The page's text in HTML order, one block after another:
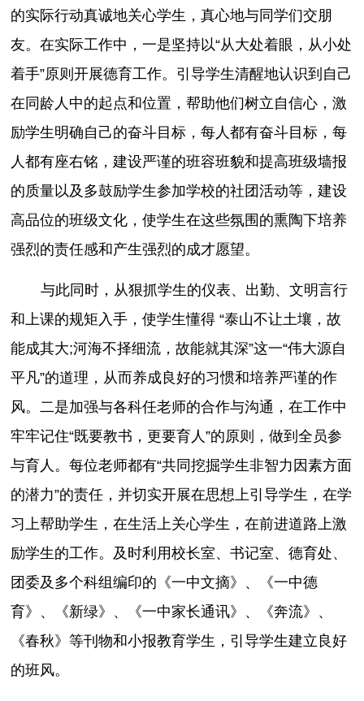
的实际行动真诚地关心学生，真心地与同学们交朋
友。在实际工作中，一是坚持以“从大处着眼，从小处
着手”原则开展德育工作。引导学生清醒地认识到自己
在同龄人中的起点和位置，帮助他们树立自信心，激
励学生明确自己的奋斗目标，每人都有奋斗目标，每
人都有座右铭，建设严谨的班容班貌和提高班级墙报
的质量以及多鼓励学生参加学校的社团活动等，建设
高品位的班级文化，使学生在这些氛围的熏陶下培养
强烈的责任感和产生强烈的成才愿望。
与此同时，从狠抓学生的仪表、出勤、文明言行
和上课的规矩入手，使学生懂得 “泰山不让土壤，故
能成其大;河海不择细流，故能就其深”这一“伟大源自
平凡”的道理，从而养成良好的习惯和培养严谨的作
风。二是加强与各科任老师的合作与沟通，在工作中
牢牢记住“既要教书，更要育人”的原则，做到全员参
与育人。每位老师都有“共同挖掘学生非智力因素方面
的潜力”的责任，并切实开展在思想上引导学生，在学
习上帮助学生，在生活上关心学生，在前进道路上激
励学生的工作。及时利用校长室、书记室、德育处、
团委及多个科组编印的《一中文摘》、《一中德
育》、《新绿》、《一中家长通讯》、《奔流》、
《春秋》等刊物和小报教育学生，引导学生建立良好
的班风。